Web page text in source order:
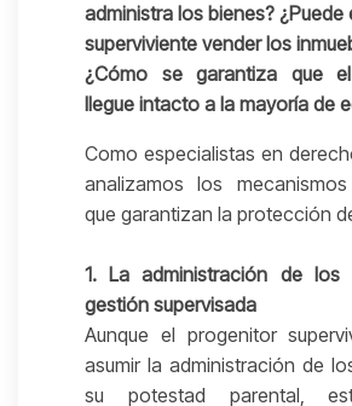
administra los bienes?
superviviente vender los
¿Cómo se garantiza que
llegue intacto a la mayoría de
Como especialistas en
analizamos los
que garantizan la protección
1. La administración de los
gestión supervisada
Aunque el progenitor
asumir la administración de
su potestad parental,